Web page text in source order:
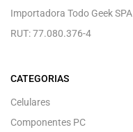
Importadora Todo Geek SPA
RUT: 77.080.376-4
CATEGORIAS
Celulares
Componentes PC